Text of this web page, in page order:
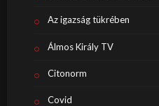
Az igazság tükrében
Álmos Király TV
Citonorm
Covid